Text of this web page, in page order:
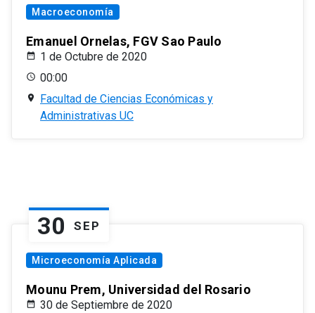
Macroeconomía
Emanuel Ornelas, FGV Sao Paulo
1 de Octubre de 2020
00:00
Facultad de Ciencias Económicas y
Administrativas UC
30 SEP
Microeconomía Aplicada
Mounu Prem, Universidad del Rosario
30 de Septiembre de 2020